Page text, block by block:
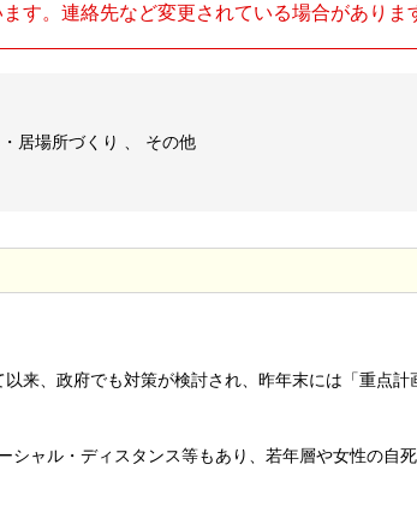
す。連絡先など変更されている場合がありま
居場所づくり 、 その他
来、政府でも対策が検討され、昨年末には「重点計
シャル・ディスタンス等もあり、若年層や女性の自